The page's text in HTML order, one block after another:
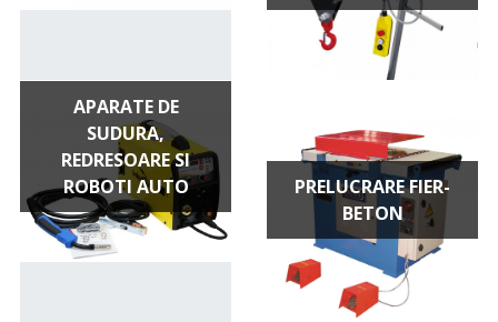
APARATE DE
SUDURA,
REDRESOARE SI
ROBOTI AUTO
PRELUCRARE FIER-
BETON